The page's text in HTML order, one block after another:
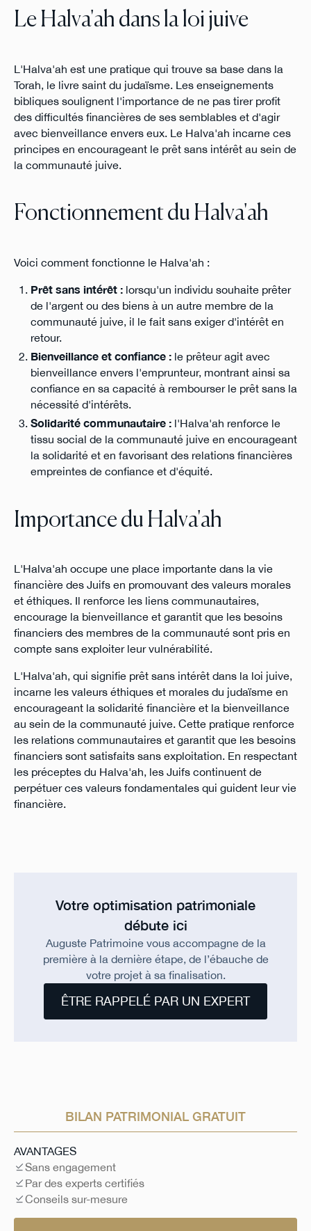
Le Halva'ah dans la loi juive
L'Halva'ah est une pratique qui trouve sa base dans la
Torah, le livre saint du judaïsme. Les enseignements
bibliques soulignent l'importance de ne pas tirer profit
des difficultés financières de ses semblables et d'agir
avec bienveillance envers eux. Le Halva'ah incarne ces
principes en encourageant le prêt sans intérêt au sein de
la communauté juive.
Fonctionnement du Halva'ah
Voici comment fonctionne le Halva'ah :
Prêt sans intérêt :lorsqu'un individu souhaite prêter
de l'argent ou des biens à un autre membre de la
communauté juive, il le fait sans exiger d'intérêt en
retour.
Bienveillance et confiance :le prêteur agit avec
bienveillance envers l'emprunteur, montrant ainsi sa
confiance en sa capacité à rembourser le prêt sans la
nécessité d'intérêts.
Solidarité communautaire :l'Halva'ah renforce le
tissu social de la communauté juive en encourageant
la solidarité et en favorisant des relations financières
empreintes de confiance et d'équité.
Importance du Halva'ah
L'Halva'ah occupe une place importante dans la vie
financière des Juifs en promouvant des valeurs morales
et éthiques. Il renforce les liens communautaires,
encourage la bienveillance et garantit que les besoins
financiers des membres de la communauté sont pris en
compte sans exploiter leur vulnérabilité.
L'Halva'ah, qui signifie prêt sans intérêt dans la loi juive,
incarne les valeurs éthiques et morales du judaïsme en
encourageant la solidarité financière et la bienveillance
au sein de la communauté juive. Cette pratique renforce
les relations communautaires et garantit que les besoins
financiers sont satisfaits sans exploitation. En respectant
les préceptes du Halva'ah, les Juifs continuent de
perpétuer ces valeurs fondamentales qui guident leur vie
financière.
Votre optimisation patrimoniale
débute ici
Auguste Patrimoine vous accompagne de la
première à la dernière étape, de l’ébauche de
votre projet à sa finalisation.
ÊTRE RAPPELÉ PAR UN EXPERT
BILAN PATRIMONIAL GRATUIT
AVANTAGES
Sans engagement
Par des experts certifiés
Conseils sur-mesure